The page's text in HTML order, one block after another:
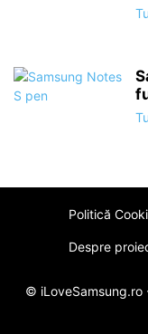
Politică
Despre
© iLoveSamsung.ro